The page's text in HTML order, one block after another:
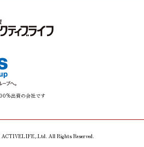
出資の会社です
All Rights Reserved.